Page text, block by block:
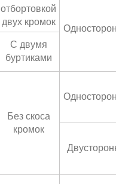
отбортовкой
двух кромок
С двумя
буртиками
Без скоса
кромок